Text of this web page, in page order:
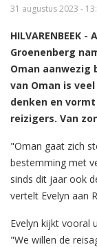
31 augustus 2023 -
HILVARENBEEK
Groenenberg
Oman aanwezig
van Oman is
denken en
reizigers. Van
"Oman gaat zich
bestemming met
sinds dit jaar ook
vertelt Evelyn aan
Evelyn kijkt vooral
"We willen de